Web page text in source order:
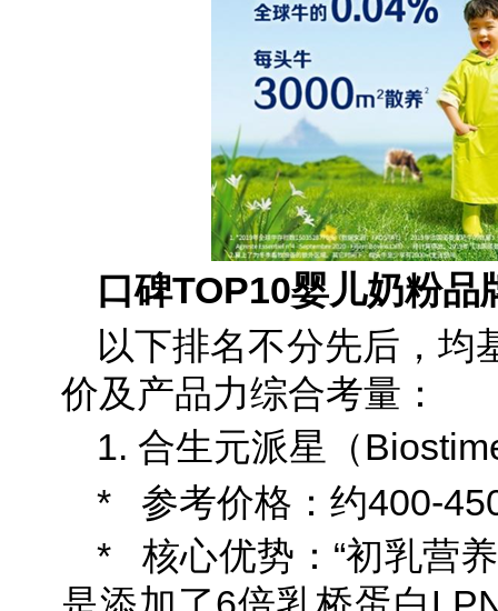
口碑TOP10婴儿奶粉品
以下排名不分先后，均
价及产品力综合考量：
1. 合生元派星（
* 参考价格：约400-
* 核心优势：“初乳营